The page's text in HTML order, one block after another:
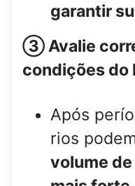
garantir
③Avalie
condições do
Após
rios
volume